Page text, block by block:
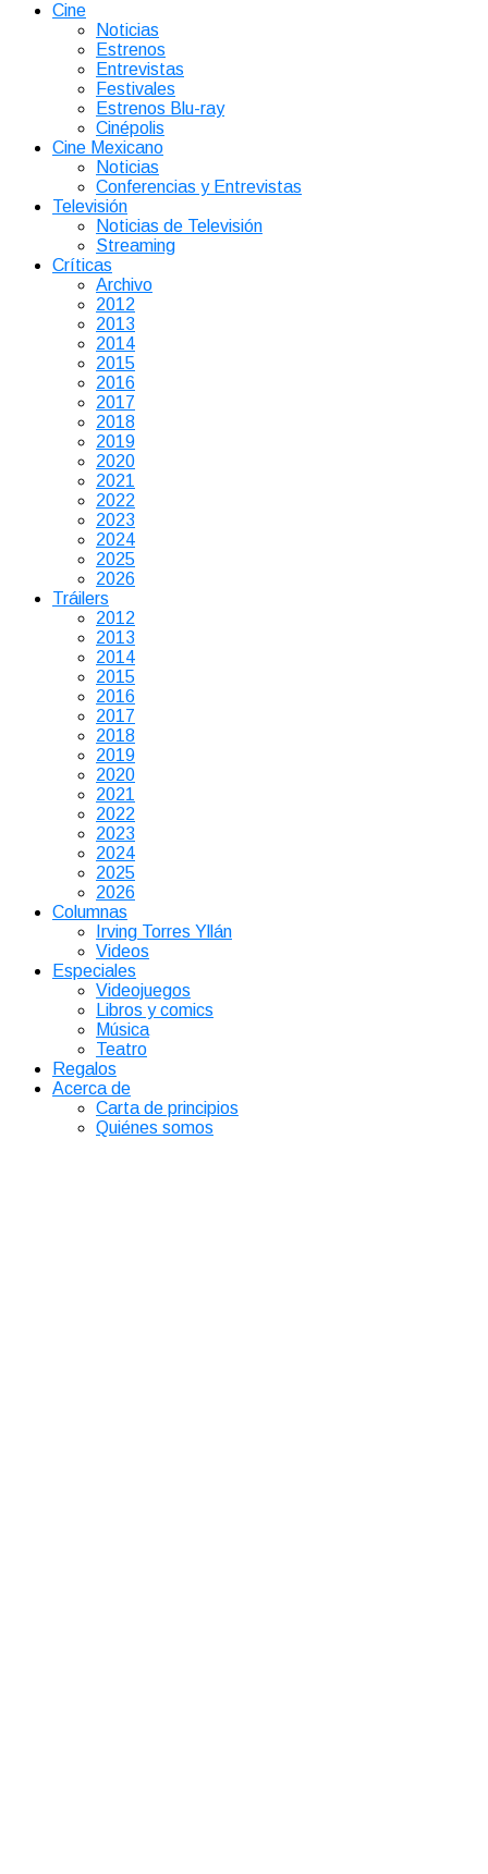
Cine
Noticias
Estrenos
Entrevistas
Festivales
Estrenos Blu-ray
Cinépolis
Cine Mexicano
Noticias
Conferencias y Entrevistas
Televisión
Noticias de Televisión
Streaming
Críticas
Archivo
2012
2013
2014
2015
2016
2017
2018
2019
2020
2021
2022
2023
2024
2025
2026
Tráilers
2012
2013
2014
2015
2016
2017
2018
2019
2020
2021
2022
2023
2024
2025
2026
Columnas
Irving Torres Yllán
Videos
Especiales
Videojuegos
Libros y comics
Música
Teatro
Regalos
Acerca de
Carta de principios
Quiénes somos